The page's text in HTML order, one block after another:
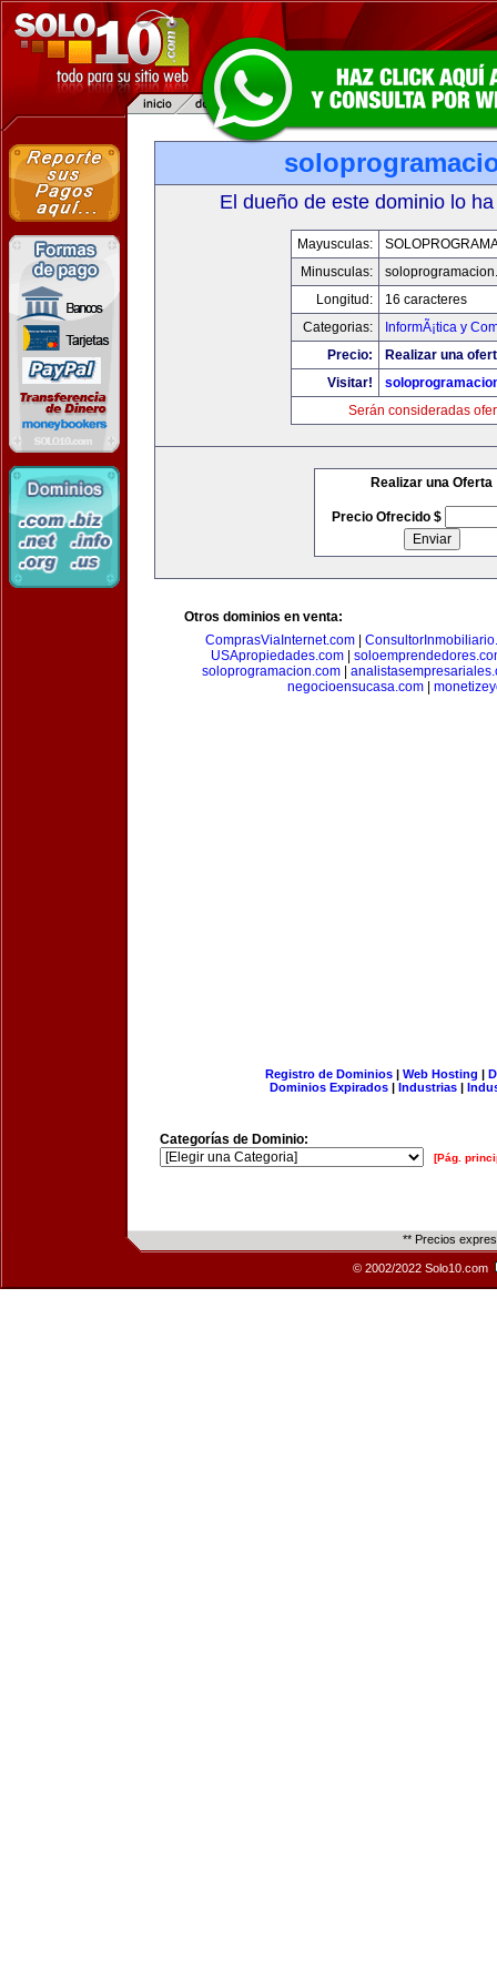
El dueño de este dominio lo
Mayusculas:
Minusculas:
Longitud:
16 caracteres
Categorias:
InformÃ¡tica y
Precio:
Realizar una
Visitar!
Serán consideradas
Realizar una Oferta
Precio Ofrecido $
Otros dominios en venta:
ComprasViaInternet.com
USApropiedades.com
soloprogramacion.com
negocioensucasa.com|
Registro de Dominios| Web Hosting |
Dominios Expirados | Industrias |
Categorías de Dominio:
[Pág.
** Precios
© 2002/2022 Solo10.com